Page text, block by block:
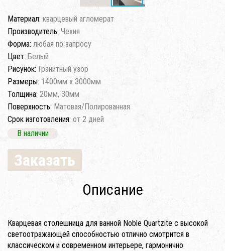
Материал: кварцевый агломерат
Производитель: Чехия
Форма: любая по запросу
Цвет: Белый
Рисунок: Гранитный узор
Размеры: 1400мм x 3000мм
Толщина: 20мм, 30мм
Поверхность: Матовая/Полированная
Срок изготовления: от 2 дней
В наличии
Заказать
Описание
Кварцевая столешница для ванной Noble Quartzite с высокой
светоотражающей способностью отлично смотрится в
классическом и современном интерьере, гармонично